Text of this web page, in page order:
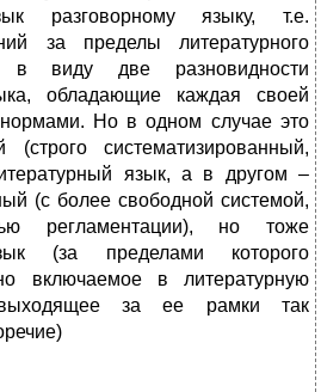
разговорному языку, т.е.
за пределы литературного
в виду две разновидности
обладающие каждая своей
Но в одном случае это
(строго систематизированный,
язык, а в другом –
(с более свободной системой,
регламентации), но тоже
(за пределами которого
включаемое в литературную
за ее рамки так